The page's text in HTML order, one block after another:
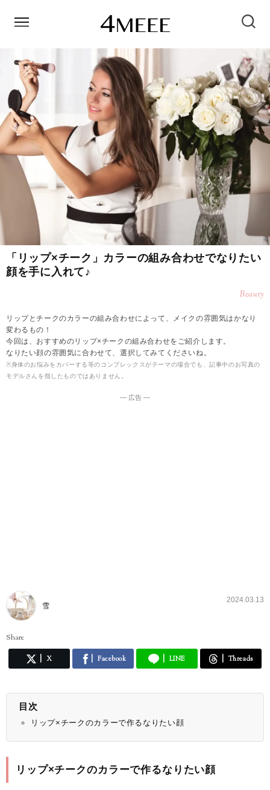
「リップ×チーク」カラーの組み合わせでなりたい
顔を手に入れて♪
Beauty
リップとチークのカラーの組み合わせによって、メイクの雰囲気はかなり
変わるもの！
今回は、おすすめのリップ×チークの組み合わせをご紹介します。
なりたい顔の雰囲気に合わせて、選択してみてくださいね。
※身体のお悩みをカバーする等のコンプレックスがテーマの場合でも、記事中のお写真の
モデルさんを指したものではありません。
― 広告 ―
雪
2024.03.13
Share
X Facebook LINE Threads
目次
リップ×チークのカラーで作るなりたい顔
リップ×チークのカラーで作るなりたい顔